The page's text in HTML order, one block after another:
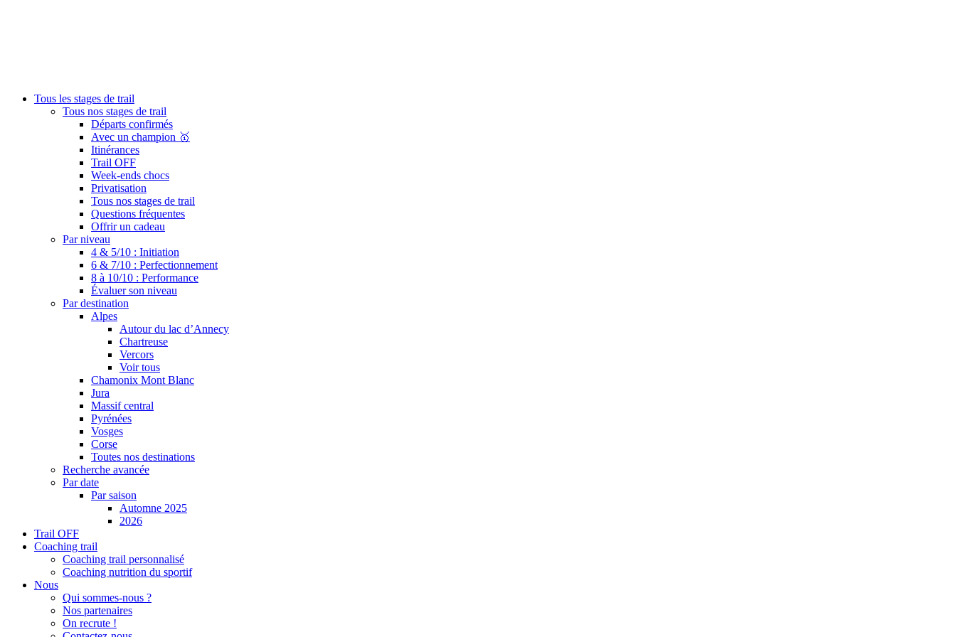
Tous les stages de trail
Tous nos stages de trail
Départs confirmés
Avec un champion 🥇
Itinérances
Trail OFF
Week-ends chocs
Privatisation
Tous nos stages de trail
Questions fréquentes
Offrir un cadeau
Par niveau
4 & 5/10 : Initiation
6 & 7/10 : Perfectionnement
8 à 10/10 : Performance
Évaluer son niveau
Par destination
Alpes
Autour du lac d’Annecy
Chartreuse
Vercors
Voir tous
Chamonix Mont Blanc
Jura
Massif central
Pyrénées
Vosges
Corse
Toutes nos destinations
Recherche avancée
Par date
Par saison
Automne 2025
2026
Trail OFF
Coaching trail
Coaching trail personnalisé
Coaching nutrition du sportif
Nous
Qui sommes-nous ?
Nos partenaires
On recrute !